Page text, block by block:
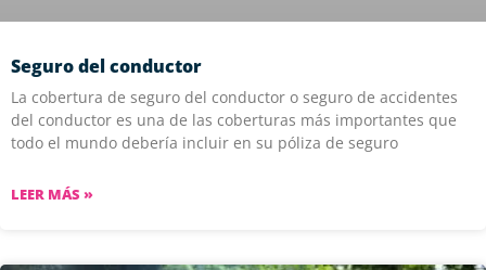
Seguro del conductor
La cobertura de seguro del conductor o seguro de accidentes
del conductor es una de las coberturas más importantes que
todo el mundo debería incluir en su póliza de seguro
LEER MÁS »